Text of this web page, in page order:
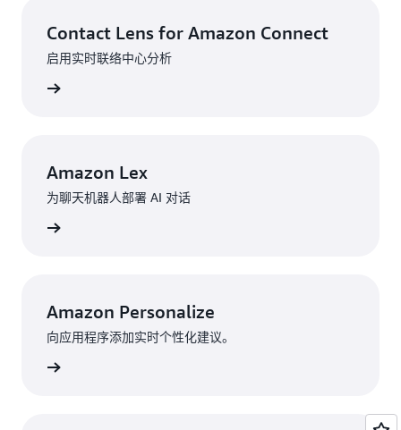
Contact Lens for Amazon Connect
启用实时联络中心分析
Amazon Lex
为聊天机器人部署 AI 对话
Amazon Personalize
向应用程序添加实时个性化建议。